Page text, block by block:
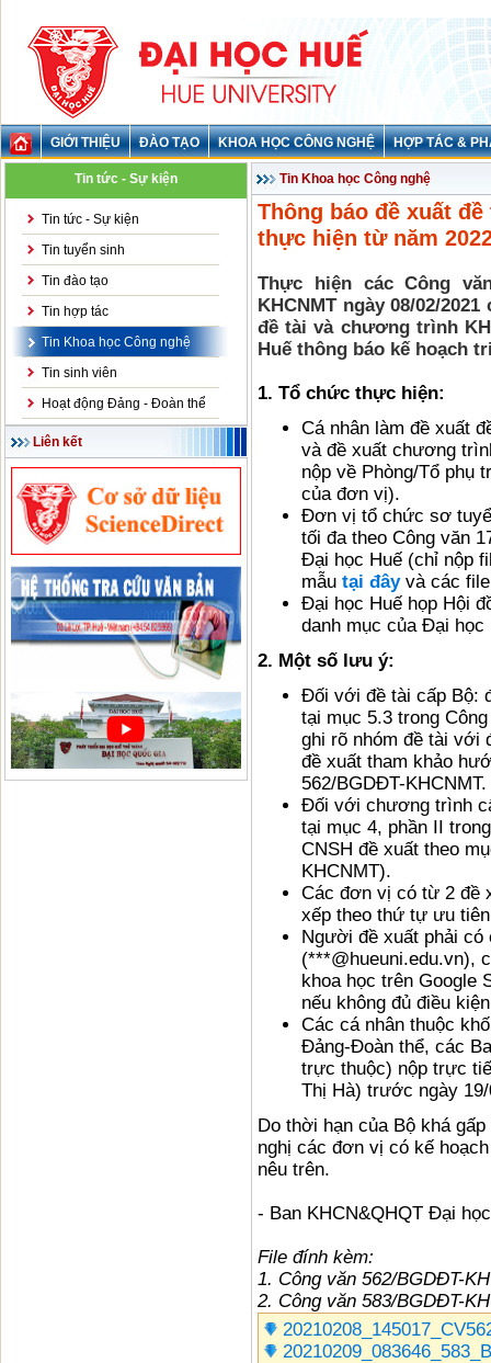
GIỚI THIỆU ĐÀO TẠO KHOA HỌC CÔNG NGHỆ HỢP TÁC &
Tin tức - Sự kiện
Tin tức - Sự kiện
Tin tuyển sinh
Tin đào tạo
Tin hợp tác
Tin Khoa học Công nghệ
Tin sinh viên
Hoạt động Đảng - Đoàn thể
Liên kết
Tin Khoa học Công nghệ
Thông báo đề xuất
thực hiện từ năm
Thực hiện các Công văn
KHCNMT ngày 08/02/
đề tài và chương trình
Huế thông báo kế hoạch
1. Tổ chức thực hiện:
Cá nhân làm đề xuất
và đề xuất chương
nộp về Phòng/Tổ phụ
của đơn vị).
Đơn vị tổ chức sơ
tối đa theo Công văn
Đại học Huế (chỉ nộp
mẫu tại đâyvà các
Đại học Huế họp Hội
danh mục của Đại học
2. Một số lưu ý:
Đối với đề tài cấp Bộ:
tại mục 5.3 trong
ghi rõ nhóm đề tài với
đề xuất tham khảo
562/BGDĐT-KHCNMT.
Đối với chương trình
tại mục 4, phần II
CNSH đề xuất theo
KHCNMT).
Các đơn vị có từ 2 đề
xếp theo thứ tự ưu
Người đề xuất phải
(***@hueuni.edu.vn),
khoa học trên Google
nếu không đủ điều
Các cá nhân thuộc
Đảng-Đoàn thể, các
trực thuộc) nộp trực
Thị Hà) trước ngày
Do thời hạn của Bộ khá
nghị các đơn vị có kế
nêu trên.
- Ban KHCN&QHQT Đại
File đính kèm:
1. Công văn 562/BGDĐT-
2. Công văn 583/BGDĐT-